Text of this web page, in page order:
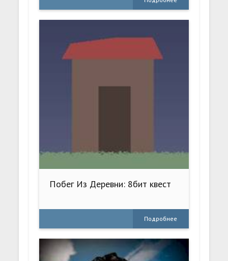
Побег Из Деревни: 8бит квест
Подробнее